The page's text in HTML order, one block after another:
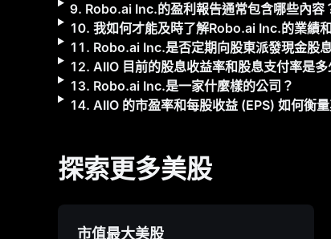
9. Robo.ai Inc.的盈利報告通常包含哪些內容
10. 我如何才能及時了解Robo.ai Inc.的業績
11 . Robo.ai Inc.是否定期向股東派發現金股
12. AIIO目前的股息收益率和股息支付率是多
13. Robo.ai Inc.是一家什麼樣的公司？
14. AIIO的市盈率和每股收益 (EPS) 如何衡量
探索更多美股
市值最大美股